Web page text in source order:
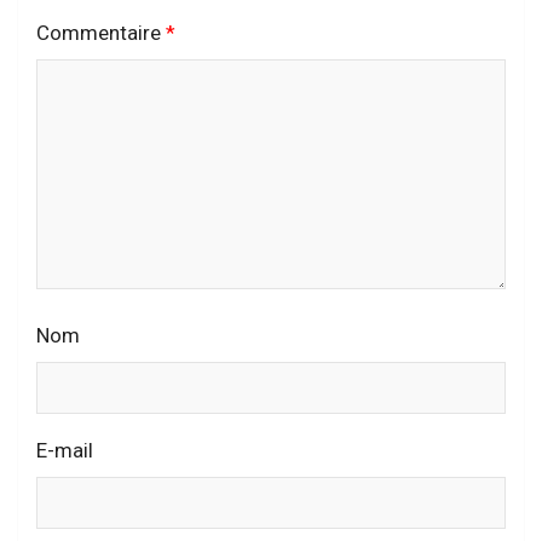
Commentaire *
Nom
E-mail